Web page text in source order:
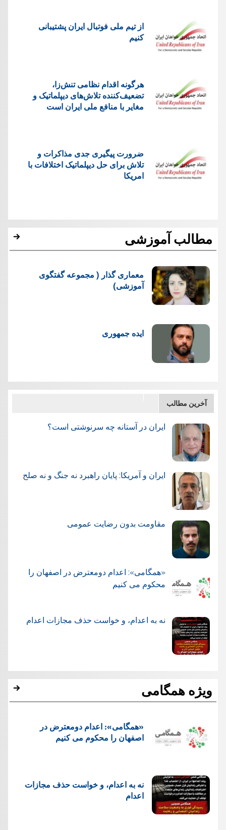
از تیم ملی فوتبال ایران پشتیبانی
کنیم
هرگونه اقدام نظامی تنش‌زا،
تضعیف‌کننده تلاش‌های دیپلماتیک و
مغایر با منافع ملی ایران است
ضرورت پیگیری جدی مذاکرات و
تلاش برای حل دیپلماتیک اختلافات با
امریکا
مطالب آموزشی
معماری گذار ( مجموعه گفتگوی
آموزشی)
ایده جمهوری
آخرین مطالب
ایران در آستانه چه سرنوشتی است؟
ایران و آمریکا: پایان راهبرد نه جنگ و نه صلح
مقاومت بدون رضایت عمومی
«همگامی»: اعدام دومعترض در اصفهان را
محکوم می کنیم
نه به اعدام، و خواست حذف مجازات اعدام
ویژه همگامی
«همگامی»: اعدام دومعترض در
اصفهان را محکوم می کنیم
نه به اعدام، و خواست حذف مجازات
اعدام